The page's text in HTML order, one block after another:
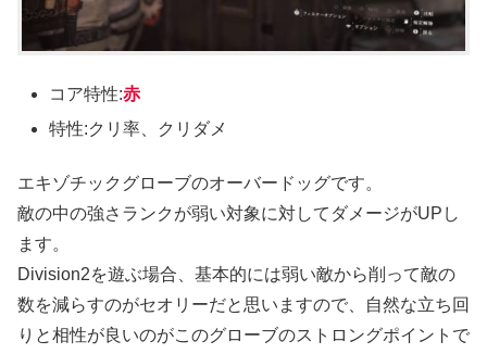
コア特性:赤
特性:クリ率、クリダメ
エキゾチックグローブのオーバードッグです。
敵の中の強さランクが弱い対象に対してダメージがUPし
ます。
Division2を遊ぶ場合、基本的には弱い敵から削って敵の
数を減らすのがセオリーだと思いますので、自然な立ち回
りと相性が良いのがこのグローブのストロングポイントで